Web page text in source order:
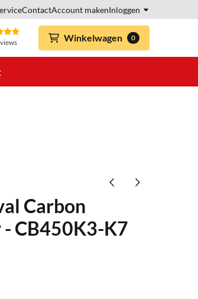
ContactAccount makenInloggen
Winkelwagen 0
Carbon
CB450K3-K7